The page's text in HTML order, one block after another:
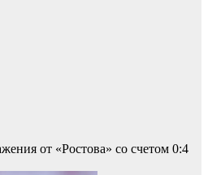
от «Ростова» со счетом 0:4